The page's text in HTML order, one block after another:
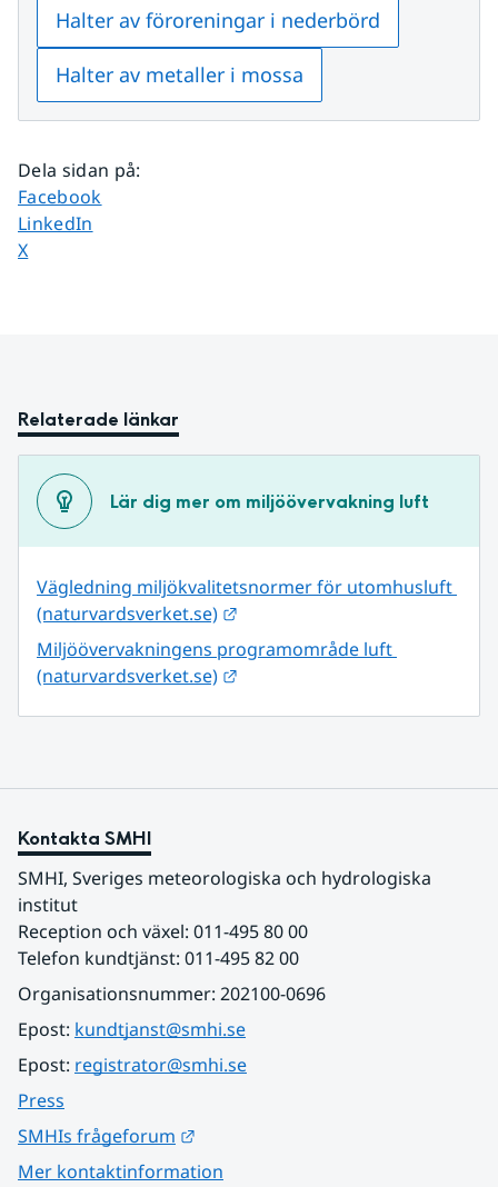
Halter av föroreningar i nederbörd
Halter av metaller i mossa
Dela sidan på:
Dela sidan på
Facebook
Dela sidan på
LinkedIn
Dela sidan på
X
Relaterade länkar
Lär dig mer om miljöövervakning luft
Vägledning miljökvalitetsnormer för utomhusluft
(naturvardsverket.se)
Miljöövervakningens programområde luft
(naturvardsverket.se)
Kontakta SMHI
SMHI, Sveriges meteorologiska och hydrologiska
institut
Reception och växel: 011-495 80 00
Telefon kundtjänst: 011-495 82 00
Organisationsnummer: 202100-0696
Epost: kundtjanst@smhi.se
Epost: registrator@smhi.se
Press
SMHIs frågeforum
Mer kontaktinformation